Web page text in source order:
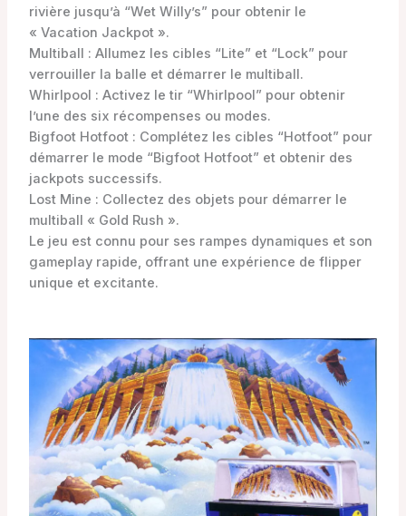
rivière jusqu’à “Wet Willy’s” pour obtenir le
« Vacation Jackpot ».
Multiball : Allumez les cibles “Lite” et “Lock” pour
verrouiller la balle et démarrer le multiball.
Whirlpool : Activez le tir “Whirlpool” pour obtenir
l’une des six récompenses ou modes.
Bigfoot Hotfoot : Complétez les cibles “Hotfoot” pour
démarrer le mode “Bigfoot Hotfoot” et obtenir des
jackpots successifs.
Lost Mine : Collectez des objets pour démarrer le
multiball « Gold Rush ».
Le jeu est connu pour ses rampes dynamiques et son
gameplay rapide, offrant une expérience de flipper
unique et excitante.